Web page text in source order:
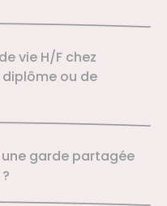
vie H/F chez
ou de
garde partagée